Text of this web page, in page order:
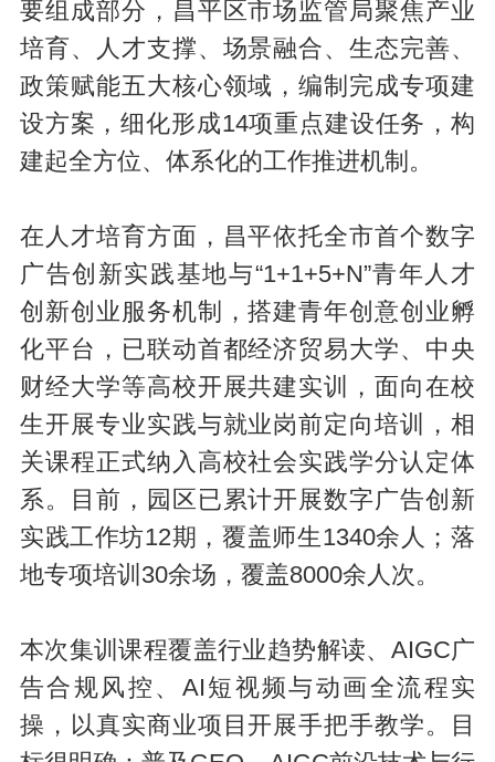
要组成部分，昌平区市场监管局聚焦产业
培育、人才支撑、场景融合、生态完善、
政策赋能五大核心领域，编制完成专项建
设方案，细化形成14项重点建设任务，构
建起全方位、体系化的工作推进机制。
在人才培育方面，昌平依托全市首个数字
广告创新实践基地与“1+1+5+N”青年人才
创新创业服务机制，搭建青年创意创业孵
化平台，已联动首都经济贸易大学、中央
财经大学等高校开展共建实训，面向在校
生开展专业实践与就业岗前定向培训，相
关课程正式纳入高校社会实践学分认定体
系。目前，园区已累计开展数字广告创新
实践工作坊12期，覆盖师生1340余人；落
地专项培训30余场，覆盖8000余人次。
本次集训课程覆盖行业趋势解读、AIGC广
告合规风控、AI短视频与动画全流程实
操，以真实商业项目开展手把手教学。目